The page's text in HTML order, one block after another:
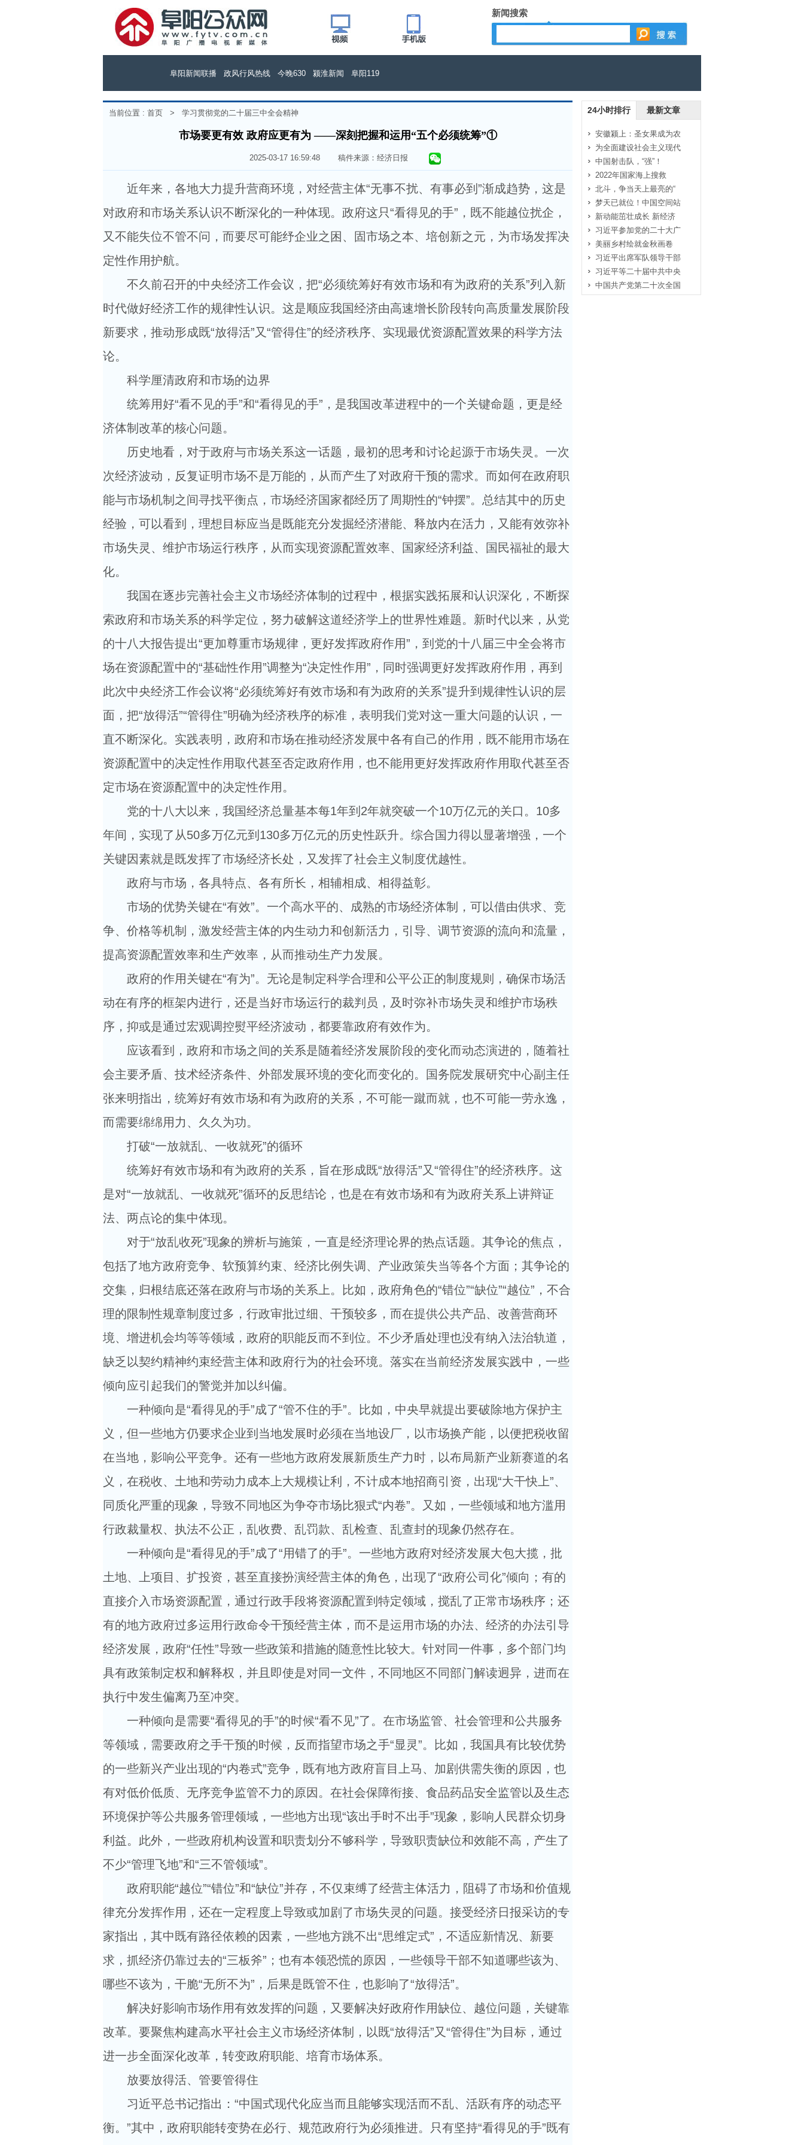
新闻搜索
阜阳新闻联播 政风行风热线 今晚630 颍淮新闻 阜阳119
当前位置 : 首页 > 学习贯彻党的二十届三中全会精神
市场要更有效 政府应更有为 ——深刻把握和运用“五个必须统筹”①
2025-03-17 16:59:48 稿件来源：经济日报
近年来，各地大力提升营商环境，对经营主体“无事不扰、有事必到”渐成趋势，这是
对政府和市场关系认识不断深化的一种体现。政府这只“看得见的手”，既不能越位扰企，
又不能失位不管不问，而要尽可能纾企业之困、固市场之本、培创新之元，为市场发挥决
定性作用护航。
不久前召开的中央经济工作会议，把“必须统筹好有效市场和有为政府的关系”列入新
时代做好经济工作的规律性认识。这是顺应我国经济由高速增长阶段转向高质量发展阶段
新要求，推动形成既“放得活”又“管得住”的经济秩序、实现最优资源配置效果的科学方法
论。
科学厘清政府和市场的边界
统筹用好“看不见的手”和“看得见的手”，是我国改革进程中的一个关键命题，更是经
济体制改革的核心问题。
历史地看，对于政府与市场关系这一话题，最初的思考和讨论起源于市场失灵。一次
次经济波动，反复证明市场不是万能的，从而产生了对政府干预的需求。而如何在政府职
能与市场机制之间寻找平衡点，市场经济国家都经历了周期性的“钟摆”。总结其中的历史
经验，可以看到，理想目标应当是既能充分发掘经济潜能、释放内在活力，又能有效弥补
市场失灵、维护市场运行秩序，从而实现资源配置效率、国家经济利益、国民福祉的最大
化。
我国在逐步完善社会主义市场经济体制的过程中，根据实践拓展和认识深化，不断探
索政府和市场关系的科学定位，努力破解这道经济学上的世界性难题。新时代以来，从党
的十八大报告提出“更加尊重市场规律，更好发挥政府作用”，到党的十八届三中全会将市
场在资源配置中的“基础性作用”调整为“决定性作用”，同时强调更好发挥政府作用，再到
此次中央经济工作会议将“必须统筹好有效市场和有为政府的关系”提升到规律性认识的层
面，把“放得活”“管得住”明确为经济秩序的标准，表明我们党对这一重大问题的认识，一
直不断深化。实践表明，政府和市场在推动经济发展中各有自己的作用，既不能用市场在
资源配置中的决定性作用取代甚至否定政府作用，也不能用更好发挥政府作用取代甚至否
定市场在资源配置中的决定性作用。
党的十八大以来，我国经济总量基本每1年到2年就突破一个10万亿元的关口。10多
年间，实现了从50多万亿元到130多万亿元的历史性跃升。综合国力得以显著增强，一个
关键因素就是既发挥了市场经济长处，又发挥了社会主义制度优越性。
政府与市场，各具特点、各有所长，相辅相成、相得益彰。
市场的优势关键在“有效”。一个高水平的、成熟的市场经济体制，可以借由供求、竞
争、价格等机制，激发经营主体的内生动力和创新活力，引导、调节资源的流向和流量，
提高资源配置效率和生产效率，从而推动生产力发展。
政府的作用关键在“有为”。无论是制定科学合理和公平公正的制度规则，确保市场活
动在有序的框架内进行，还是当好市场运行的裁判员，及时弥补市场失灵和维护市场秩
序，抑或是通过宏观调控熨平经济波动，都要靠政府有效作为。
应该看到，政府和市场之间的关系是随着经济发展阶段的变化而动态演进的，随着社
会主要矛盾、技术经济条件、外部发展环境的变化而变化的。国务院发展研究中心副主任
张来明指出，统筹好有效市场和有为政府的关系，不可能一蹴而就，也不可能一劳永逸，
而需要绵绵用力、久久为功。
打破“一放就乱、一收就死”的循环
统筹好有效市场和有为政府的关系，旨在形成既“放得活”又“管得住”的经济秩序。这
是对“一放就乱、一收就死”循环的反思结论，也是在有效市场和有为政府关系上讲辩证
法、两点论的集中体现。
对于“放乱收死”现象的辨析与施策，一直是经济理论界的热点话题。其争论的焦点，
包括了地方政府竞争、软预算约束、经济比例失调、产业政策失当等各个方面；其争论的
交集，归根结底还落在政府与市场的关系上。比如，政府角色的“错位”“缺位”“越位”，不合
理的限制性规章制度过多，行政审批过细、干预较多，而在提供公共产品、改善营商环
境、增进机会均等等领域，政府的职能反而不到位。不少矛盾处理也没有纳入法治轨道，
缺乏以契约精神约束经营主体和政府行为的社会环境。落实在当前经济发展实践中，一些
倾向应引起我们的警觉并加以纠偏。
一种倾向是“看得见的手”成了“管不住的手”。比如，中央早就提出要破除地方保护主
义，但一些地方仍要求企业到当地发展时必须在当地设厂，以市场换产能，以便把税收留
在当地，影响公平竞争。还有一些地方政府发展新质生产力时，以布局新产业新赛道的名
义，在税收、土地和劳动力成本上大规模让利，不计成本地招商引资，出现“大干快上”、
同质化严重的现象，导致不同地区为争夺市场比狠式“内卷”。又如，一些领域和地方滥用
行政裁量权、执法不公正，乱收费、乱罚款、乱检查、乱查封的现象仍然存在。
一种倾向是“看得见的手”成了“用错了的手”。一些地方政府对经济发展大包大揽，批
土地、上项目、扩投资，甚至直接扮演经营主体的角色，出现了“政府公司化”倾向；有的
直接介入市场资源配置，通过行政手段将资源配置到特定领域，搅乱了正常市场秩序；还
有的地方政府过多运用行政命令干预经营主体，而不是运用市场的办法、经济的办法引导
经济发展，政府“任性”导致一些政策和措施的随意性比较大。针对同一件事，多个部门均
具有政策制定权和解释权，并且即使是对同一文件，不同地区不同部门解读迥异，进而在
执行中发生偏离乃至冲突。
一种倾向是需要“看得见的手”的时候“看不见”了。在市场监管、社会管理和公共服务
等领域，需要政府之手干预的时候，反而指望市场之手“显灵”。比如，我国具有比较优势
的一些新兴产业出现的“内卷式”竞争，既有地方政府盲目上马、加剧供需失衡的原因，也
有对低价低质、无序竞争监管不力的原因。在社会保障衔接、食品药品安全监管以及生态
环境保护等公共服务管理领域，一些地方出现“该出手时不出手”现象，影响人民群众切身
利益。此外，一些政府机构设置和职责划分不够科学，导致职责缺位和效能不高，产生了
不少“管理飞地”和“三不管领域”。
政府职能“越位”“错位”和“缺位”并存，不仅束缚了经营主体活力，阻碍了市场和价值规
律充分发挥作用，还在一定程度上导致或加剧了市场失灵的问题。接受经济日报采访的专
家指出，其中既有路径依赖的因素，一些地方跳不出“思维定式”，不适应新情况、新要
求，抓经济仍靠过去的“三板斧”；也有本领恐慌的原因，一些领导干部不知道哪些该为、
哪些不该为，干脆“无所不为”，后果是既管不住，也影响了“放得活”。
解决好影响市场作用有效发挥的问题，又要解决好政府作用缺位、越位问题，关键靠
改革。要聚焦构建高水平社会主义市场经济体制，以既“放得活”又“管得住”为目标，通过
进一步全面深化改革，转变政府职能、培育市场体系。
放要放得活、管要管得住
习近平总书记指出：“中国式现代化应当而且能够实现活而不乱、活跃有序的动态平
衡。”其中，政府职能转变势在必行、规范政府行为必须推进。只有坚持“看得见的手”既有
24小时排行 最新文章
安徽颍上：圣女果成为农
为全面建设社会主义现代
中国射击队，“强”！
2022年国家海上搜救
北斗，争当天上最亮的“
梦天已就位！中国空间站
新动能茁壮成长 新经济
习近平参加党的二十大广
美丽乡村绘就金秋画卷
习近平出席军队领导干部
习近平等二十届中共中央
中国共产党第二十次全国